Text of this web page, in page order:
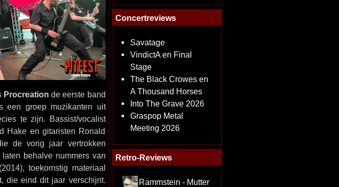
Procreation de eerste band
een groep muzikanten uit
te zijn. Bassist/vocalist
Hake en gitaristen Ronald
de vorig jaar vertrokken
behalve nummers van
toekomstig materiaal
die eind dit jaar verschijnt.
Concertreviews
Savatage
VindictA en Final
Stage
The Black Crowes en
A Thousand Horses
Into The Grave 2026
Graspop Metal
Meeting 2026
Retro-Reviews
Rammstein - Mutter